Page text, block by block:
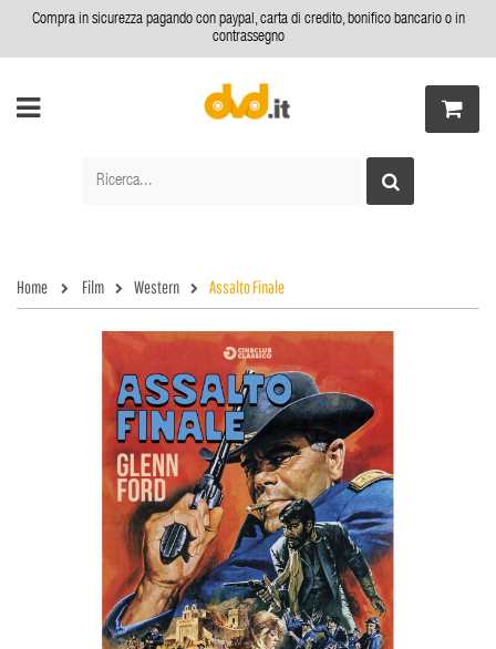
Compra in sicurezza pagando con paypal, carta di credito, bonifico bancario o in
contrassegno
Home Film Western Assalto Finale